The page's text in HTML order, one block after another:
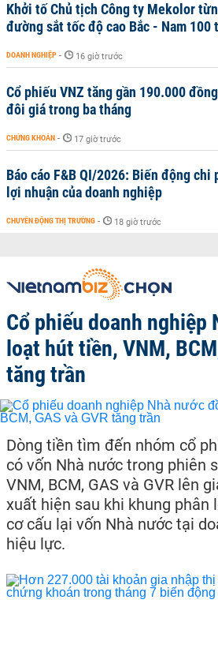
Khởi tố Chủ tịch Công ty Mekolor
đường sắt tốc độ cao Bắc - Nam 100
DOANH NGHIỆP - 16 giờ trước
Cổ phiếu VNZ tăng gần 190.000
đôi giá trong ba tháng
CHỨNG KHOÁN - 17 giờ trước
Báo cáo F&B QI/2026: Biến động chi
lợi nhuận của doanh nghiệp
CHUYỂN ĐỘNG THỊ TRƯỜNG - 18 giờ trước
Cổ phiếu doanh nghiệp
loạt hút tiền, VNM,
tăng trần
Dòng tiền tìm đến nhóm cổ
có vốn Nhà nước trong phiên
VNM, BCM, GAS và GVR lên
xuất hiện sau khi khung phân
cơ cấu lại vốn Nhà nước tại
hiệu lực.